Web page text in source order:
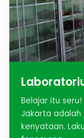
Belajar itu
Jakarta
kenyataan.